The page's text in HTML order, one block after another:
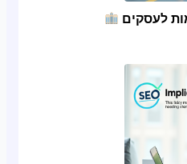
לעסקים